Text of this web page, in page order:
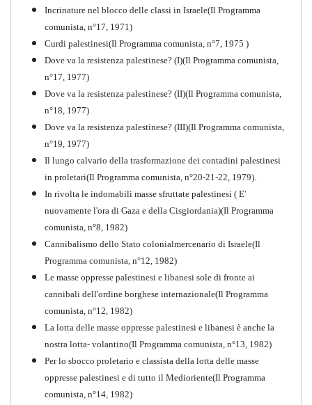
Perchè la Russia non era
comunista
Quaderno n°10
Incrinature nel blocco delle classi in Israele(Il Programma
comunista, n°17, 1971)
Curdi palestinesi(Il Programma comunista, n°7, 1975 )
Dove va la resistenza palestinese? (I)(Il Programma comunista,
n°17, 1977)
Dove va la resistenza palestinese? (II)(Il Programma comunista,
n°18, 1977)
Dove va la resistenza palestinese? (III)(Il Programma comunista,
n°19, 1977)
Il lungo calvario della trasformazione dei contadini palestinesi
in proletari(Il Programma comunista, n°20-21-22, 1979).
In rivolta le indomabili masse sfruttate palestinesi ( E'
nuovamente l'ora di Gaza e della Cisgiordania)(Il Programma
comunista, n°8, 1982)
Cannibalismo dello Stato colonialmercenario di Israele(Il
Programma comunista, n°12, 1982)
Le masse oppresse palestinesi e libanesi sole di fronte ai
cannibali dell'ordine borghese internazionale(Il Programma
comunista, n°12, 1982)
La lotta delle masse oppresse palestinesi e libanesi è anche la
nostra lotta- volantino(Il Programma comunista, n°13, 1982)
Per lo sbocco proletario e classista della lotta delle masse
oppresse palestinesi e di tutto il Medioriente(Il Programma
comunista, n°14, 1982)